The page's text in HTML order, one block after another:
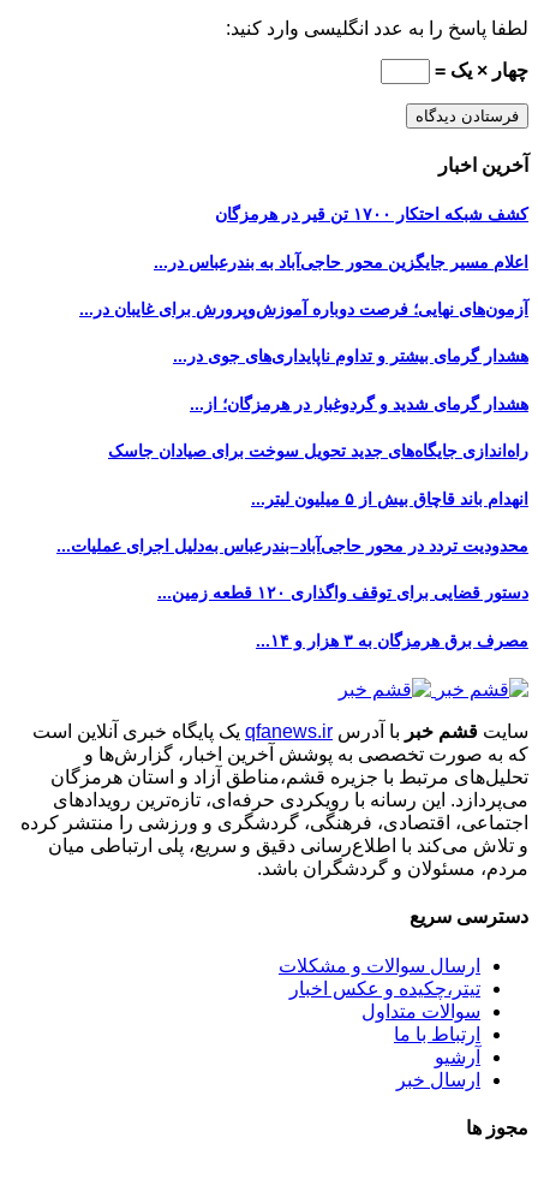
لطفا پاسخ را به عدد انگلیسی وارد کنید:
چهار × یک =
آخرین اخبار
کشف شبکه احتکار ۱۷۰۰ تن قیر در هرمزگان
اعلام مسیر جایگزین محور حاجی‌آباد به بندرعباس در...
آزمون‌های نهایی؛ فرصت دوباره آموزش‌وپرورش برای غایبان در...
هشدار گرمای بیشتر و تداوم ناپایداری‌های جوی در...
هشدار گرمای شدید و گردوغبار در هرمزگان؛ از...
راه‌اندازی جایگاه‌های جدید تحویل سوخت برای صیادان جاسک
انهدام باند قاچاق بیش از ۵ میلیون لیتر...
محدودیت تردد در محور حاجی‌آباد–بندرعباس به‌دلیل اجرای عملیات...
دستور قضایی برای توقف واگذاری ۱۲۰ قطعه زمین...
مصرف برق هرمزگان به ۳ هزار و ۱۴...
سایت قشم خبر با آدرس qfanews.ir یک پایگاه خبری آنلاین است
که به صورت تخصصی به پوشش آخرین اخبار، گزارش‌ها و
تحلیل‌های مرتبط با جزیره قشم،مناطق آزاد و استان هرمزگان
می‌پردازد. این رسانه با رویکردی حرفه‌ای، تازه‌ترین رویدادهای
اجتماعی، اقتصادی، فرهنگی، گردشگری و ورزشی را منتشر کرده
و تلاش می‌کند با اطلاع‌رسانی دقیق و سریع، پلی ارتباطی میان
مردم، مسئولان و گردشگران باشد.
دسترسی سریع
ارسال سوالات و مشکلات
تیتر،چکیده و عکس اخبار
سوالات متداول
ارتباط با ما
آرشیو
ارسال خبر
مجوز ها